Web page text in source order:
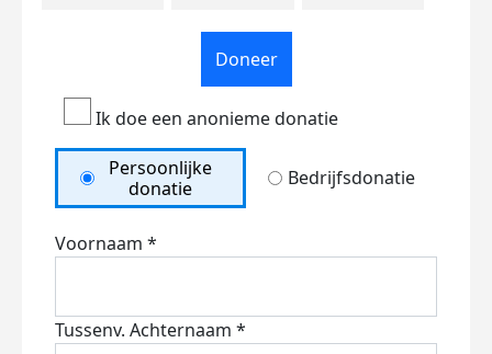
Doneer
Ik doe een anonieme donatie
Persoonlijke
donatie
Bedrijfsdonatie
Voornaam *
Tussenv. Achternaam *